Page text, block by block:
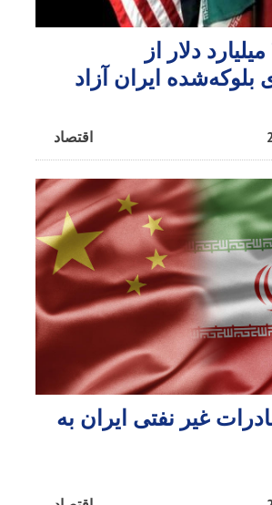
ایران: ۲۵ میلیارد دلار از
بلوکه‌شده ایران آزاد
اقتصاد
غیر نفتی ایران به